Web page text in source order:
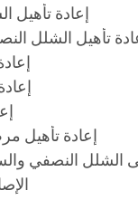
إعادة تأهيل
تأهيل الشلل
إعادة تأهيل
تأهيل مرضى الشلل النصفي